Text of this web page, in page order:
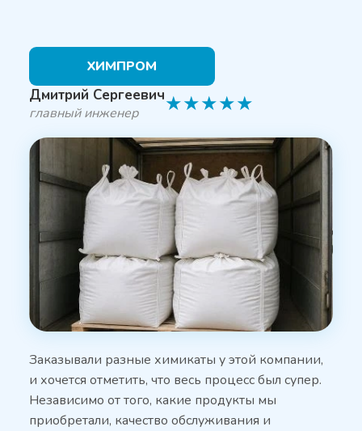
ХИМПРОМ
Дмитрий Сергеевич
главный инженер ★★★★★
Заказывали разные химикаты у этой компании,
и хочется отметить, что весь процесс был супер.
Независимо от того, какие продукты мы
приобретали, качество обслуживания и